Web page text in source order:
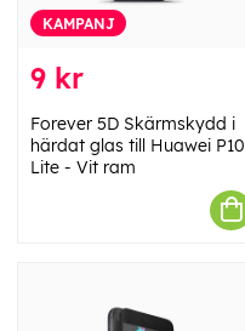
KAMPANJ
9 kr
Forever 5D Skärmskydd i
härdat glas till Huawei P10
Lite - Vit ram